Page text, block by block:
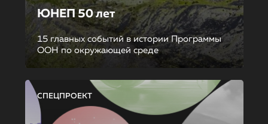
ЮНЕП 50 лет
15 главных событий в истории Программы
ООН по окружающей среде
СПЕЦПРОЕКТ